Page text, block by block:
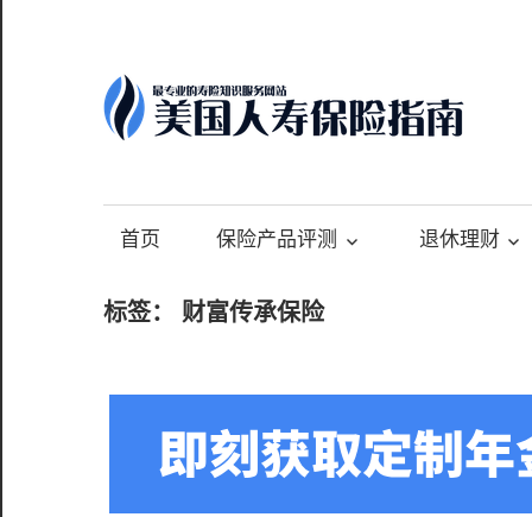
content
专
业
的
美
保
首页 保险产品评测 退休理财
标签： 财富传承保险